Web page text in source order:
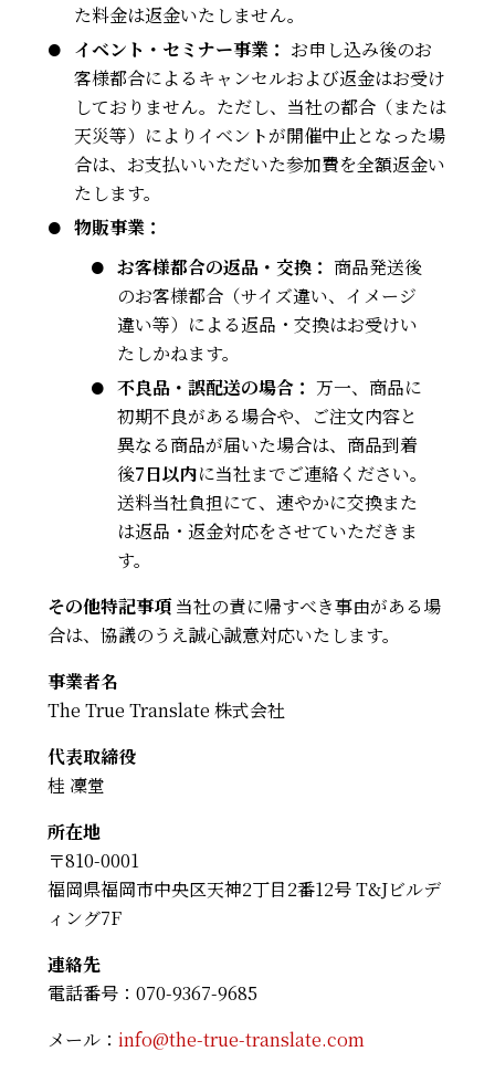
た料金は返金いたしません。
イベント・セミナー事業： お申し込み後のお
客様都合によるキャンセルおよび返金はお受け
しておりません。ただし、当社の都合（または
天災等）によりイベントが開催中止となった場
合は、お支払いいただいた参加費を全額返金い
たします。
物販事業：
お客様都合の返品・交換： 商品発送後
のお客様都合（サイズ違い、イメージ
違い等）による返品・交換はお受けい
たしかねます。
不良品・誤配送の場合： 万一、商品に
初期不良がある場合や、ご注文内容と
異なる商品が届いた場合は、商品到着
後7日以内に当社までご連絡ください。
送料当社負担にて、速やかに交換また
は返品・返金対応をさせていただきま
す。
その他特記事項当社の責に帰すべき事由がある場
合は、協議のうえ誠心誠意対応いたします。
事業者名
The True Translate 株式会社
代表取締役
桂 凜堂
所在地
〒810-0001
福岡県福岡市中央区天神2丁目2番12号 T&Jビルデ
ィング7F
連絡先
電話番号：070-9367-9685
メール： info@the-true-translate.com